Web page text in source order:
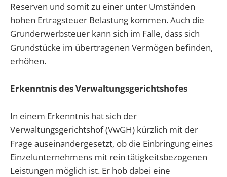
Reserven und somit zu einer unter Umständen
hohen Ertragsteuer Belastung kommen. Auch die
Grunderwerbsteuer kann sich im Falle, dass sich
Grundstücke im übertragenen Vermögen befinden,
erhöhen.
Erkenntnis des Verwaltungsgerichtshofes
In einem Erkenntnis hat sich der
Verwaltungsgerichtshof (VwGH) kürzlich mit der
Frage auseinandergesetzt, ob die Einbringung eines
Einzelunternehmens mit rein tätigkeitsbezogenen
Leistungen möglich ist. Er hob dabei eine